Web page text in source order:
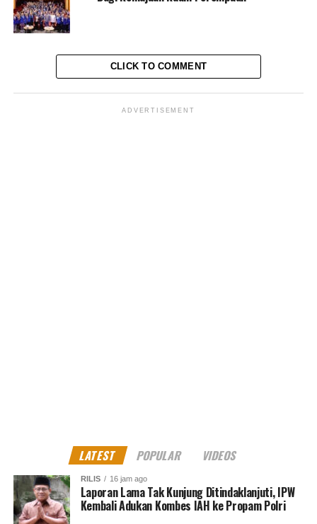
penuh keputusan Presiden Joko Widodo yang telah
memastikan programKartu Prakerjamasih berlanjut
pada tahun 2023.
Sementara itu, jumlah peserta yang mendaftar sudah
mencapai 115 juta dan jumlah peserta yang terverifikasi
sebesar 84 juta orang. *** MES (Sumber Biro Humas
Kemnaker).
CLICK TO COMMENT
ADVERTISEMENT
LATEST POPULAR VIDEOS
RILIS 16 jam ago
Laporan Lama Tak Kunjung Ditindaklanjuti, IPW
Kembali Adukan Kombes IAH ke Propam Polri